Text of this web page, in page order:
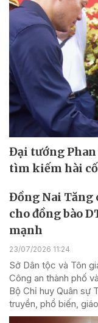
Đại tướng Phan
tìm kiếm hài
Đồng Nai Tăng
cho đồng bào
mạnh
23/07/2026 11:24
Sở Dân tộc và Tôn
Công an thành phố
Bộ Chỉ huy Quân sự
truyền, phổ biến,